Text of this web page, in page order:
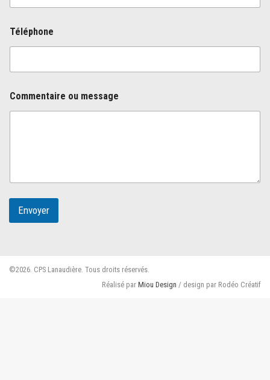
Téléphone
Commentaire ou message
Envoyer
©2026. CPS Lanaudière. Tous droits réservés.
Réalisé par Miou Design / design par Rodéo Créatif